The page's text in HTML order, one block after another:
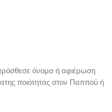
όνομα ή αφιέρωση
ποιότητας στον Παππού ή